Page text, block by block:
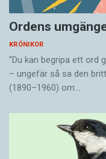
Ordens
KRÖNIKOR
”Du kan begripa ett ord
– ungefär så sa den
(1890–1960) om…